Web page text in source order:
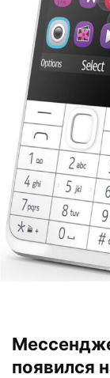
появился